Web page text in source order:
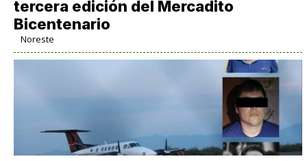
tercera edición del Mercadito
Bicentenario
Noreste